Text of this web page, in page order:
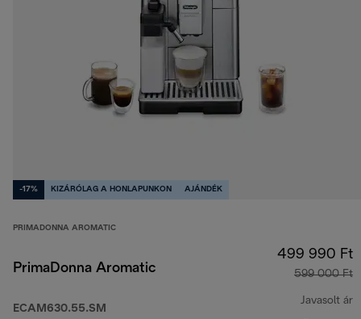
-17% KIZÁRÓLAG A HONLAPUNKON AJÁNDÉK
PRIMADONNA AROMATIC
PrimaDonna Aromatic
ECAM630.55.SM
499 990 Ft
599 000 Ft
Javasolt ár